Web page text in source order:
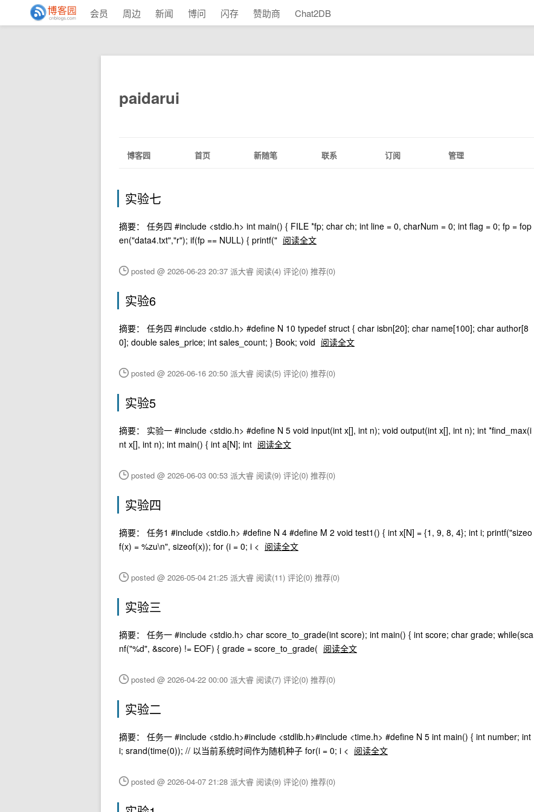
会员 周边 新闻 博问 闪存 赞助商 Chat2DB
paidarui
博客园 首页 新随笔 联系 订阅 管理
实验七
摘要： 任务四 #include <stdio.h> int main() { FILE *fp; char ch; int line = 0, charNum = 0; int flag = 0; fp = fop
en("data4.txt","r"); if(fp == NULL) { printf(" 阅读全文
posted @ 2026-06-23 20:37 派大睿 阅读(4) 评论(0) 推荐(0)
实验6
摘要： 任务四 #include <stdio.h> #define N 10 typedef struct { char isbn[20]; char name[100]; char author[8
0]; double sales_price; int sales_count; } Book; void 阅读全文
posted @ 2026-06-16 20:50 派大睿 阅读(5) 评论(0) 推荐(0)
实验5
摘要： 实验一 #include <stdio.h> #define N 5 void input(int x[], int n); void output(int x[], int n); int *find_max(i
nt x[], int n); int main() { int a[N]; int 阅读全文
posted @ 2026-06-03 00:53 派大睿 阅读(9) 评论(0) 推荐(0)
实验四
摘要： 任务1 #include <stdio.h> #define N 4 #define M 2 void test1() { int x[N] = {1, 9, 8, 4}; int i; printf("sizeo
f(x) = %zu\n", sizeof(x)); for (i = 0; i < 阅读全文
posted @ 2026-05-04 21:25 派大睿 阅读(11) 评论(0) 推荐(0)
实验三
摘要： 任务一 #include <stdio.h> char score_to_grade(int score); int main() { int score; char grade; while(sca
nf("%d", &score) != EOF) { grade = score_to_grade( 阅读全文
posted @ 2026-04-22 00:00 派大睿 阅读(7) 评论(0) 推荐(0)
实验二
摘要： 任务一 #include <stdio.h>#include <stdlib.h>#include <time.h> #define N 5 int main() { int number; int
i; srand(time(0)); // 以当前系统时间作为随机种子 for(i = 0; i < 阅读全文
posted @ 2026-04-07 21:28 派大睿 阅读(9) 评论(0) 推荐(0)